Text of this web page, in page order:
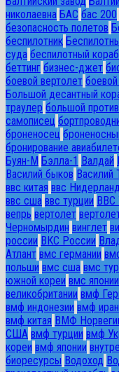
николаевна БАС бас 200
безопасность полетов
беспилотник
суда беспилотный
беттинг бизнес-джет
боевой вертолет
Большой десантный
траулер большой
самописец
броненосец
бронирование
Буян-М Бэлла-1 Валдай
Василий быков Василий
ввс китая ввс
ввс сша ввс турции ВВС
вепрь вертолет
Черномырдин винглет
россии ВКС России
Атлант вмс германии
польши вмс сша вмс
южной кореи вмс японии
великобритании вмф
вмф индонезии вмф
вмф китая ВМФ
США вмф турции вмф
кореи вмф японии
биоресурсы Водоход